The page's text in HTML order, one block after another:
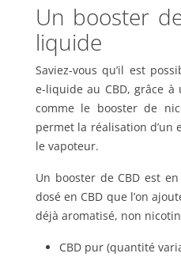
Un booster
liquide
Saviez-vous qu’il est
e-liquide au CBD, grâce à
comme le booster de
permet la réalisation d’un
le vapoteur.
Un booster de CBD est
dosé en CBD que l’on
déjà aromatisé, non
CBD pur (quantité